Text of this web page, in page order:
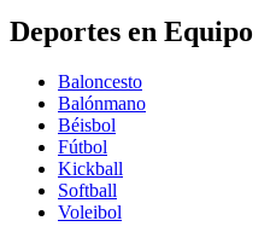
Deportes en Equipo
Baloncesto
Balónmano
Béisbol
Fútbol
Kickball​
Softball​
Voleibol​